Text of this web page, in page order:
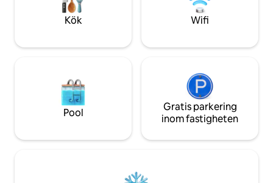
Dickenson Bay/Runaway Beach 32
minuter → English Harbor
En hyrbil
emot att
Kök Wifi
Pool
Gratis parkering
inom fastigheten